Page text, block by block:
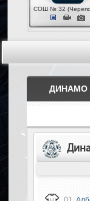
СОШ № 32
ДИНАМО